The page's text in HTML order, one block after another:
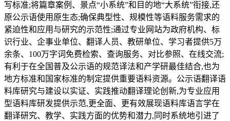
写标准;将篇章案例、景点“小系统”和目的地“大系统”衔接,还
原公示语使用原生态;确保典型性、规模性等语料服务需求的
紧迫性和应用与研究的示范性;通过专业网站为政府机构、标
识行业、企事业单位、翻译人员、教研单位、学习者提供5万
余条、100万字词免费检索、查询服务、对比参照、在线交流;
有利于在全国普及公示语的规范译法和产学研最佳结合,也为
地方标准和国家标准的制定提供重要语料资源。公示语翻译语
料库研究与建设以实证、实践推动翻译理论创新,为专业应用
型语料库研发提供示范,更全面、更有效展现语料库语言学在
翻译研究、教学、实践方面的优势和潜力,同时系统地引进了